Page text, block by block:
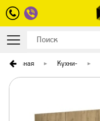
Главная Кухни-